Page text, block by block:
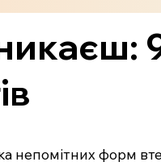
непомітних форм